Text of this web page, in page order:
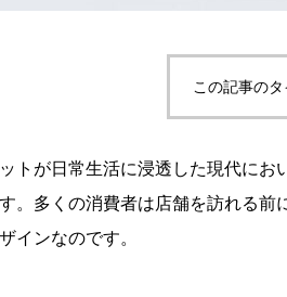
この記事の
トが日常生活に浸透した現代に
。多くの消費者は店舗を訪れる
インなのです。